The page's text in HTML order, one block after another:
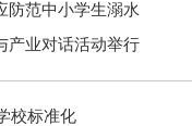
防范中小学生溺水
产业对话活动举行
校标准化